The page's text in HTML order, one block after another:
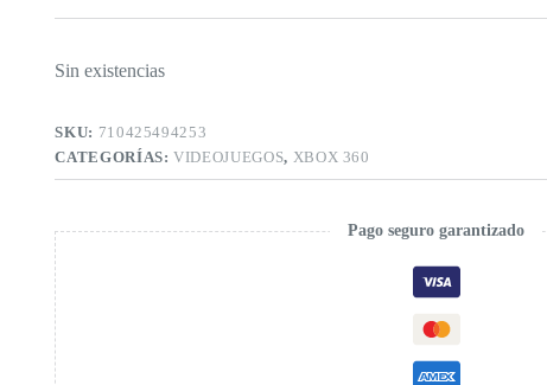
Sin existencias
SKU: 710425494253
CATEGORÍAS:VIDEOJUEGOS, XBOX 360
Pago seguro garantizado